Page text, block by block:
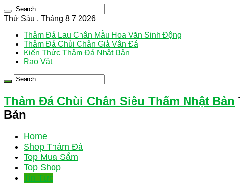
Thứ Sáu , Tháng 8 7 2026
Thảm Đá Lau Chân Mẫu Hoa Văn Sinh Động
Thảm Đá Chùi Chân Giả Vân Đá
Kiến Thức Thảm Đá Nhật Bản
Rao Vặt
Thảm Đá Chùi Chân Siêu Thấm Nhật Bản
Bản
Home
Shop Thảm Đá
Top Mua Sắm
Top Shop
Tin Tức